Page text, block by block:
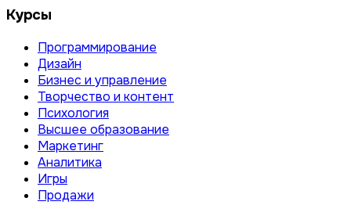
Курсы
Программирование
Дизайн
Бизнес и управление
Творчество и контент
Психология
Высшее образование
Маркетинг
Аналитика
Игры
Продажи